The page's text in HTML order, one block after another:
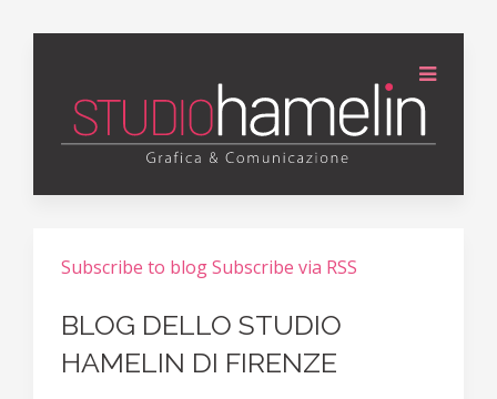
Subscribe to blogSubscribe via RSS
BLOG DELLO STUDIO
HAMELIN DI FIRENZE